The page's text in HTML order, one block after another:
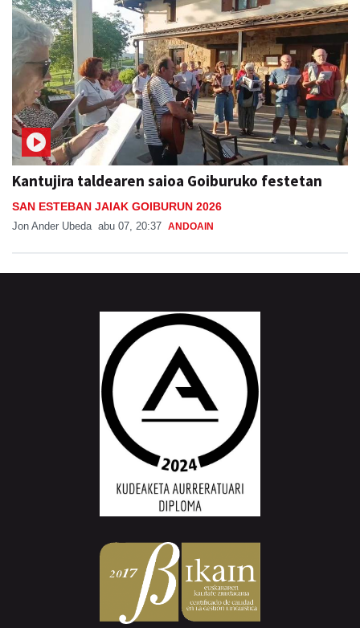
Kantujira taldearen saioa Goiburuko festetan
SAN ESTEBAN JAIAK GOIBURUN 2026
Jon Ander Ubeda abu 07, 20:37 ANDOAIN